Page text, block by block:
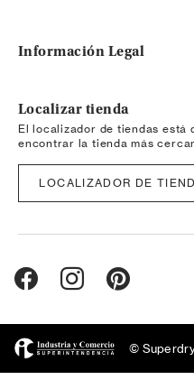
Información Legal
Localizar tienda
El localizador de tiendas está
encontrar la tienda más
LOCALIZADOR DE
©